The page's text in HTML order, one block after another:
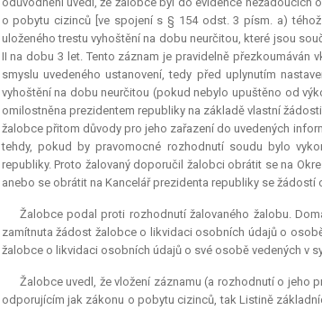
o pobytu cizinců [ve spojení s § 154 odst. 3 písm. a)
uloženého trestu vyhoštění na dobu neurčitou, které jsou
II na dobu 3 let. Tento záznam je pravidelně přezkoumáván
smyslu uvedeného ustanovení, tedy před uplynutím
vyhoštění na dobu neurčitou (pokud nebylo upuštěno od
omilostněna prezidentem republiky na základě vlastní
žalobce přitom důvody pro jeho zařazení do uvedených
tehdy, pokud by pravomocné rozhodnutí soudu bylo
republiky. Proto žalovaný doporučil žalobci obrátit se na
anebo se obrátit na Kancelář prezidenta republiky se
Žalobce podal proti rozhodnutí žalovaného žalobu.
zamítnuta žádost žalobce o likvidaci osobních údajů o
žalobce o likvidaci osobních údajů o své osobě vedených v
Žalobce uvedl, že vložení záznamu (a rozhodnutí o jeho
odporujícím jak zákonu o pobytu cizinců, tak Listině